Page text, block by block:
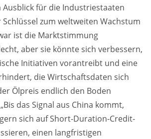
Ausblick für die Industriestaaten
zum weltweiten Wachstum
ist die Marktstimmung
aber sie könnte sich verbessern,
Initiativen vorantreibt und eine
die Wirtschaftsdaten sich
Ölpreis endlich den Boden
das Signal aus China kommt,
sich auf Short-Duration-Credit-
einen langfristigen